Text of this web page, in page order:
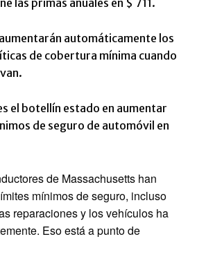
las primas anuales en $ 711.
automáticamente los
de cobertura mínima cuando
el botellín estado en aumentar
de seguro de automóvil en
de Massachusetts han
mínimos de seguro, incluso
reparaciones y los vehículos ha
Eso está a punto de